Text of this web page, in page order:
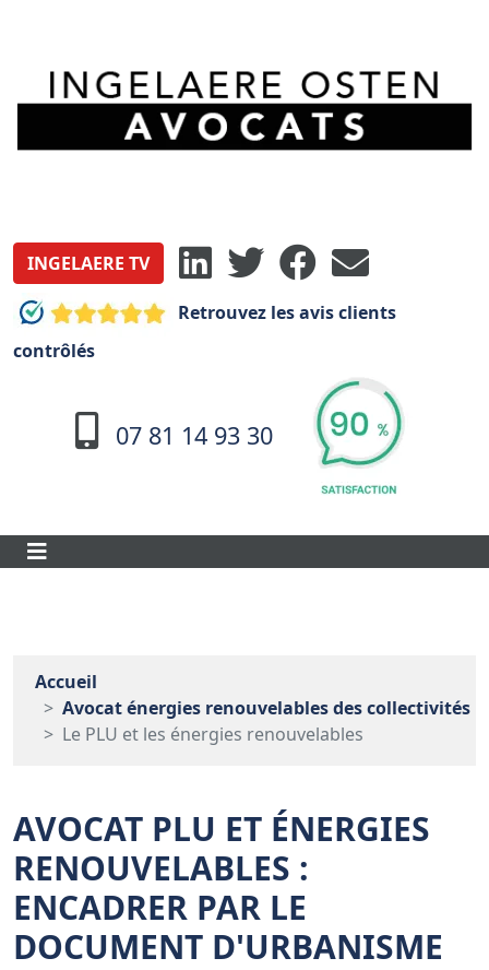
INGELAERE TV
Retrouvez les avis clients
contrôlés
07 81 14 93 30
Accueil
Avocat énergies renouvelables des collectivités
Le PLU et les énergies renouvelables
AVOCAT PLU ET ÉNERGIES
RENOUVELABLES :
ENCADRER PAR LE
DOCUMENT D'URBANISME